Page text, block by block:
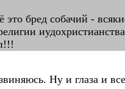
это бред собачий -
Ну и глаза и все